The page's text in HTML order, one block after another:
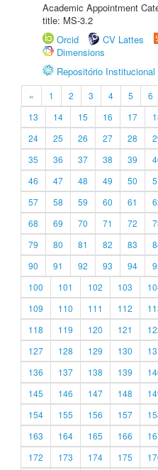
Academic Appointment
title: MS-3.2
Orcid
CV Lattes
Dimensions
Repositório Institucional
« 1 2 3 4 5 6
13
14 15 16 17
24
25 26 27 28
35
36 37 38 39
46
47 48 49 50
57
58 59 60 61
68
69 70 71 72
79
80 81 82 83
90
91 92 93 94
100
101 102 103
109
110 111 112
118
119 120 121
127
128 129 130
136
137 138 139
145
146 147 148
154
155 156 157
163
164 165 166
172
173 174 175